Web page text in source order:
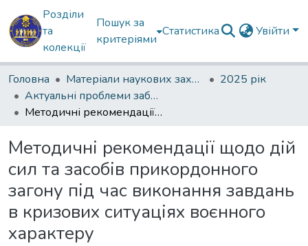
Розділи
та
колекції
Пошук за
критеріями
Статистика Увійти
Головна Матеріали наукових заходів
2025 рік
Актуальні проблеми забезпечення державної безпеки
Методичні рекомендації щодо дій сил та засобів прикордонного загону під час виконання завдань в кризових ситуаціях воєнного характеру
Методичні рекомендації щодо дій
сил та засобів прикордонного
загону під час виконання завдань
в кризових ситуаціях воєнного
характеру